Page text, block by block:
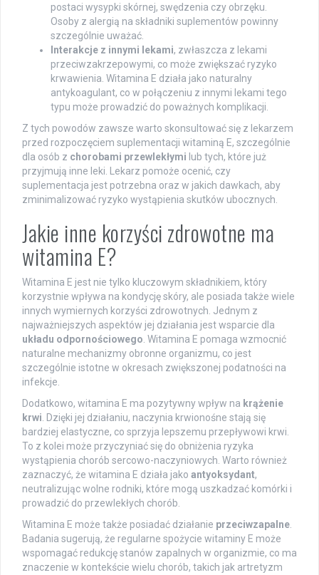
postaci wysypki skórnej, swędzenia czy obrzęku.
Osoby z alergią na składniki suplementów powinny
szczególnie uważać.
Interakcje z innymi lekami, zwłaszcza z lekami
przeciwzakrzepowymi, co może zwiększać ryzyko
krwawienia. Witamina E działa jako naturalny
antykoagulant, co w połączeniu z innymi lekami tego
typu może prowadzić do poważnych komplikacji.
Z tych powodów zawsze warto skonsultować się z lekarzem
przed rozpoczęciem suplementacji witaminą E, szczególnie
dla osób z chorobami przewlekłymi lub tych, które już
przyjmują inne leki. Lekarz pomoże ocenić, czy
suplementacja jest potrzebna oraz w jakich dawkach, aby
zminimalizować ryzyko wystąpienia skutków ubocznych.
Jakie inne korzyści zdrowotne ma
witamina E?
Witamina E jest nie tylko kluczowym składnikiem, który
korzystnie wpływa na kondycję skóry, ale posiada także wiele
innych wymiernych korzyści zdrowotnych. Jednym z
najważniejszych aspektów jej działania jest wsparcie dla
układu odpornościowego. Witamina E pomaga wzmocnić
naturalne mechanizmy obronne organizmu, co jest
szczególnie istotne w okresach zwiększonej podatności na
infekcje.
Dodatkowo, witamina E ma pozytywny wpływ na krążenie
krwi. Dzięki jej działaniu, naczynia krwionośne stają się
bardziej elastyczne, co sprzyja lepszemu przepływowi krwi.
To z kolei może przyczyniać się do obniżenia ryzyka
wystąpienia chorób sercowo-naczyniowych. Warto również
zaznaczyć, że witamina E działa jako antyoksydant,
neutralizując wolne rodniki, które mogą uszkadzać komórki i
prowadzić do przewlekłych chorób.
Witamina E może także posiadać działanie przeciwzapalne.
Badania sugerują, że regularne spożycie witaminy E może
wspomagać redukcję stanów zapalnych w organizmie, co ma
znaczenie w kontekście wielu chorób, takich jak artretyzm